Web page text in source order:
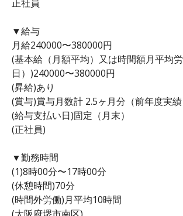
正社員
▼給与
月給240000〜380000円
(基本給（月額平均）又は時間額月平均
日）)240000〜380000円
(昇給)あり
(賞与)賞与月数計 2.5ヶ月分（前年度実績
(給与支払い日)固定（月末）
(正社員)
▼勤務時間
(1)8時00分〜17時00分
(休憩時間)70分
(時間外労働)月平均10時間